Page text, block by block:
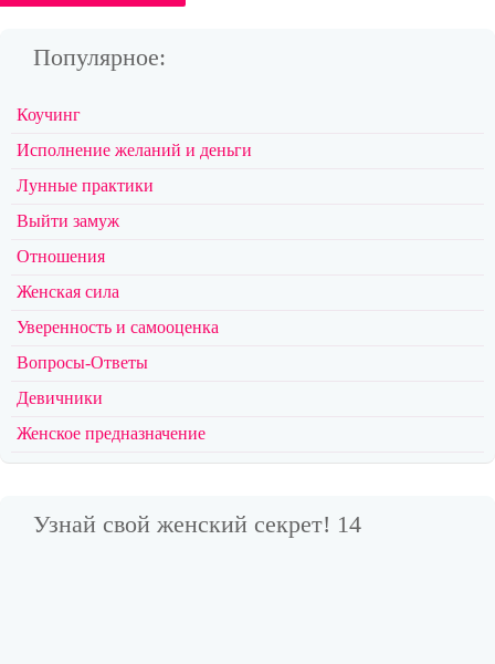
Популярное:
Коучинг
Исполнение желаний и деньги
Лунные практики
Выйти замуж
Отношения
Женская сила
Уверенность и самооценка
Вопросы-Ответы
Девичники
Женское предназначение
Узнай свой женский секрет! 14